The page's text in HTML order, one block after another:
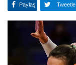
Paylaş Tweetle